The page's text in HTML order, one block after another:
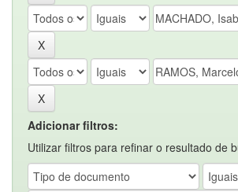
Adicionar filtros:
Utilizar filtros para refinar o resultado de